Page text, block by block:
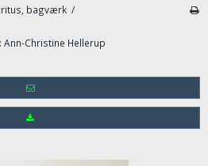
bagværk /
Christine Hellerup